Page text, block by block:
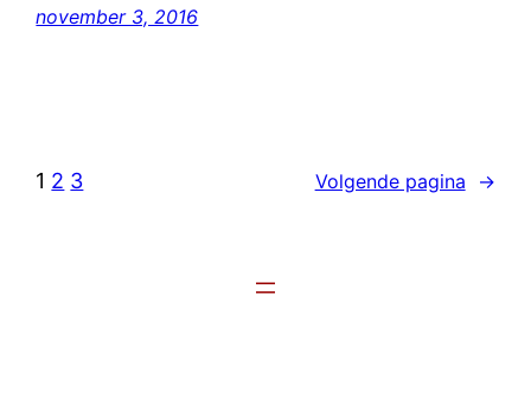
november 3, 2016
1 2 3 Volgende pagina →